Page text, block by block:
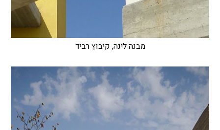
מבנה לינה, קיבוץ רביד